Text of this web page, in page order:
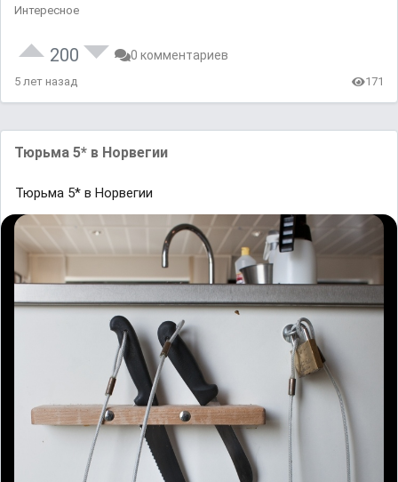
Интересное
200 0 комментариев
5 лет назад 171
Тюрьма 5* в Норвегии
Тюрьма 5* в Норвегии